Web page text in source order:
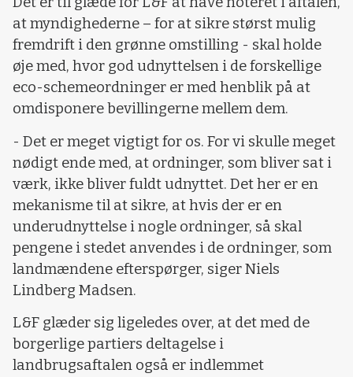
at myndighederne – for at sikre størst mulig
fremdrift i den grønne omstilling - skal holde
øje med, hvor god udnyttelsen i de forskellige
eco-schemeordninger er med henblik på at
omdisponere bevillingerne mellem dem.
- Det er meget vigtigt for os. For vi skulle meget
nødigt ende med, at ordninger, som bliver sat i
værk, ikke bliver fuldt udnyttet. Det her er en
mekanisme til at sikre, at hvis der er en
underudnyttelse i nogle ordninger, så skal
pengene i stedet anvendes i de ordninger, som
landmændene efterspørger, siger Niels
Lindberg Madsen.
L&F glæder sig ligeledes over, at det med de
borgerlige partiers deltagelse i
landbrugsaftalen også er indlemmet